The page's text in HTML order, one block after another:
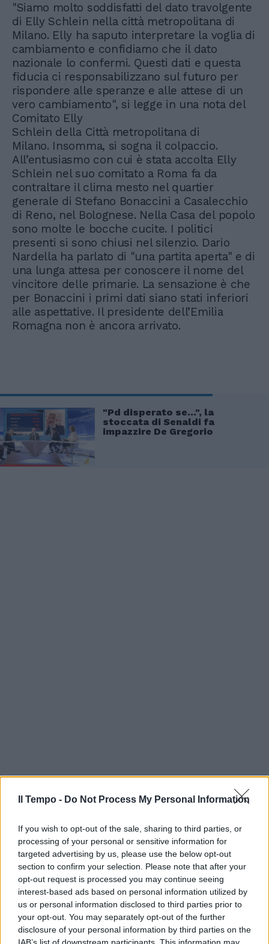
Il Tempo - Do Not Process My Personal Information
If you wish to opt-out of the sale, sharing to third parties, or
processing of your personal or sensitive information for
targeted advertising by us, please use the below opt-out
section to confirm your selection. Please note that after your
opt-out request is processed you may continue seeing
interest-based ads based on personal information utilized by
us or personal information disclosed to third parties prior to
your opt-out. You may separately opt-out of the further
disclosure of your personal information by third parties on the
"Siamo molto soddisfatti del dato travolgente
di Elly Schlein nella città metropolitana di
Milano. Elly ha saputo interpretare la voglia di
cambiamento e confidiamo che il dato
nazionale lo confermi. Questi dati e questa
fiducia ci responsabilizzano sul futuro per
rispondere alle speranze e alle attese di un
vero cambiamento", si legge in una nota del
Comitato Elly
Schlein della Città metropolitana di
Milano. Insomma, si sogna il colpaccio.
All’entusiasmo con cui è stata accolta Elly
Schlein nel suo comitato a Roma fa da
contraltare il clima mesto nel quartier
generale di Stefano Bonaccini a Casalecchio
di Reno, nel Bolognese. Nella Casa del popolo
sono molte le bocche cucite. I politici
presenti si sono chiusi nel silenzio. Dario
Nardella ha parlato di "una partita aperta" e di
una lunga attesa per conoscere il nome del
vincitore delle primarie. La sensazione è che
per Bonaccini i primi dati siano stati inferiori
alle aspettative. Il presidente dell’Emilia
Romagna non è ancora arrivato.
"Pd disperato se...", la
stoccata di Senaldi fa
impazzire De Gregorio